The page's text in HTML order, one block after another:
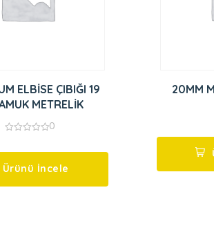
ELBİSE ÇIBIĞI 19
METRELİK
5
0
Ürünü İncele
20MM